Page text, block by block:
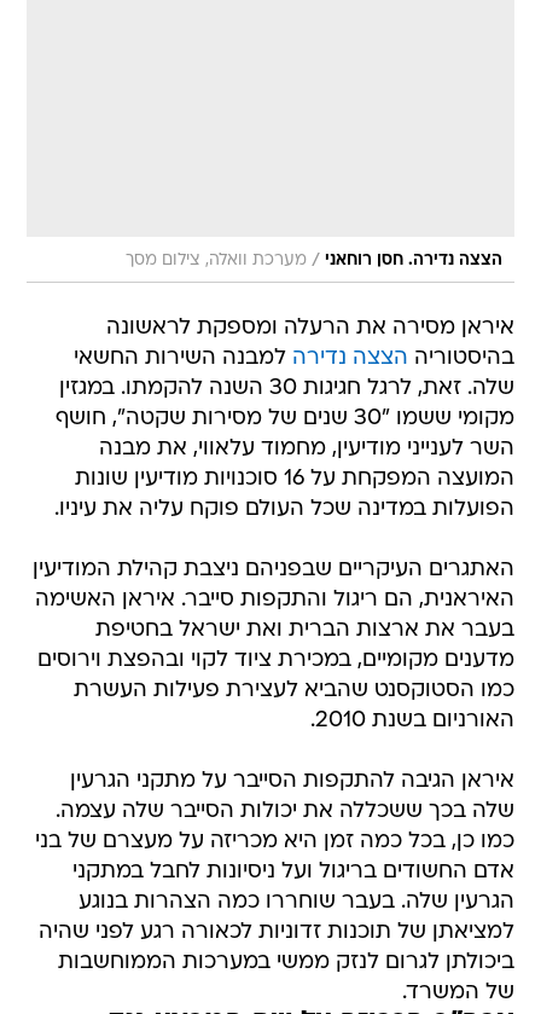
הצצה נדירה. חסן רוחאני / מערכת וואלה, צילום מסך
איראן מסירה את הרעלה ומספקת לראשונה
בהיסטוריה הצצה נדירה למבנה השירות החשאי
שלה. זאת, לרגל חגיגות 30 השנה להקמתו. במגזין
מקומי ששמו "30 שנים של מסירות שקטה", חושף
השר לענייני מודיעין, מחמוד עלאווי, את מבנה
המועצה המפקחת על 16 סוכנויות מודיעין שונות
הפועלות במדינה שכל העולם פוקח עליה את עיניו.
האתגרים העיקריים שבפניהם ניצבת קהילת המודיעין
האיראנית, הם ריגול והתקפות סייבר. איראן האשימה
בעבר את ארצות הברית ואת ישראל בחטיפת
מדענים מקומיים, במכירת ציוד לקוי ובהפצת וירוסים
כמו הסטוקסנט שהביא לעצירת פעילות העשרת
האורניום בשנת 2010.
איראן הגיבה להתקפות הסייבר על מתקני הגרעין
שלה בכך ששכללה את יכולות הסייבר שלה עצמה.
כמו כן, בכל כמה זמן היא מכריזה על מעצרם של בני
אדם החשודים בריגול ועל ניסיונות לחבל במתקני
הגרעין שלה. בעבר שוחררו כמה הצהרות בנוגע
למציאתן של תוכנות זדוניות לכאורה רגע לפני שהיה
ביכולתן לגרום לנזק ממשי במערכות הממוחשבות
של המשרד.